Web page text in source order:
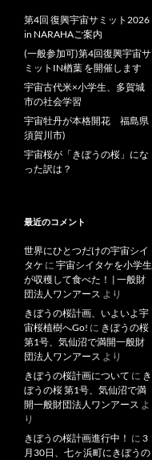
第4回 復興宇宙サミット2026
in NARAHAご案内
(一般参加可)第4回復興宇宙サ
ミットIN楢葉 を開催します
宇宙古代米×小学生、多賀城
市の社会学習
宇宙牡丹が本格開花 福島県
須賀川市)
宇宙桜が「きぼうの桜」にな
った訳は？
最近のコメント
世界にひとつだけの宇宙シイ
タケ に 宇宙シイタケを小学生
が収穫して食べた！ | 一般財
団法人ワンアース より
きぼうの桜計画、いよいよ宇
宙桜植樹へGo! に きぼうの桜
第1号、気仙沼で満開一般財
団法人ワンアース より
きぼうの桜計画について に き
ぼうの桜 第1号、気仙沼で満
開一般財団法人ワンアース よ
り
きぼうの桜計画進行中！ に 3
月30日、七ヶ浜町にきぼうの